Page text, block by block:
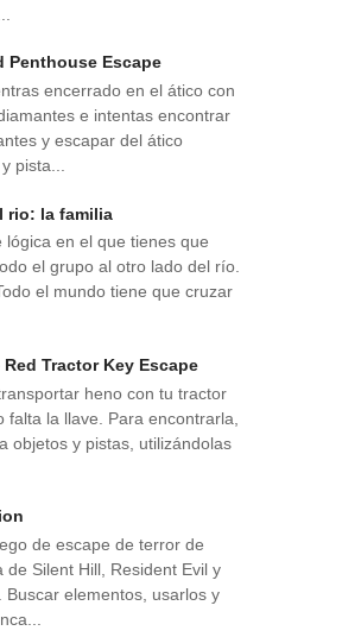
Penthouse Escape
encerrado en el ático con
e intentas encontrar
y escapar del ático
pista...
rio: la familia
lógica en el que tienes que
el grupo al otro lado del río.
el mundo tiene que cruzar
Tractor Key Escape
heno con tu tractor
falta la llave. Para encontrarla,
objetos y pistas, utilizándolas
de escape de terror de
de Silent Hill, Resident Evil y
Buscar elementos, usarlos y